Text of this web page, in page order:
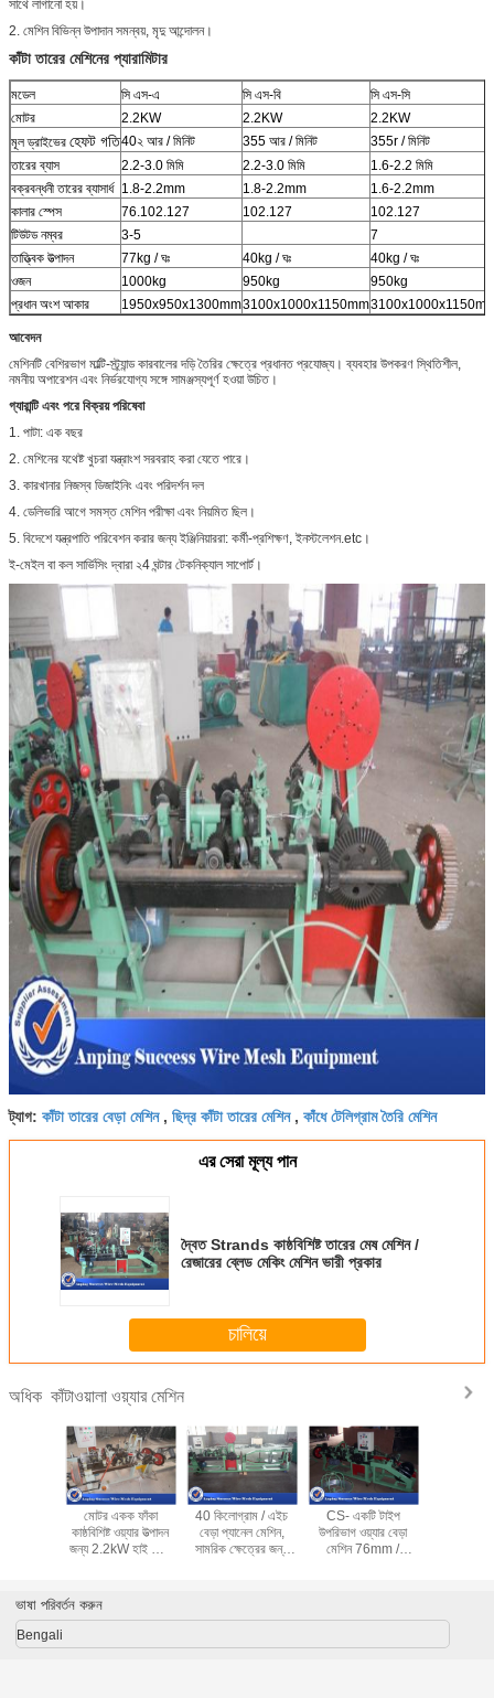
সাথে লাগানো হয়।
2. মেশিন বিভিন্ন উপাদান সমন্বয়, মৃদু আন্দোলন।
কাঁটা তারের মেশিনের প্যারামিটার
মডেল সি এস-এ সি এস-বি
সি এস-সি
মোটর
2.2KW 2.2KW
2.2KW
মূল ড্রাইভের হেফট গতি40২ আর / মিনিট 355 আর / মিনিট
355r / মিনিট
তারের ব্যাস
2.2-3.0 মিমি 2.2-3.0 মিমি
1.6-2.2 মিমি
বক্রবন্ধনী তারের ব্যাসার্ধ 1.8-2.2mm 1.8-2.2mm
1.6-2.2mm
কালার স্পেস
76.102.127 102.127
102.127
টিউটড নম্বর
3-5
7
তাত্ত্বিক উত্পাদন
77kg / ঘঃ 40kg / ঘঃ
40kg / ঘঃ
ওজন
1000kg 950kg
950kg
প্রধান অংশ আকার
1950x950x1300mm3100x1000x1150mm
আবেদন
মেশিনটি বেশিরভাগ মাল্টি-স্ট্র্যান্ড কারবালের দড়ি তৈরির ক্ষেত্রে প্রধানত প্রযোজ্য। ব্যবহার উপকরণ স্থিতিশীল,
নমনীয় অপারেশন এবং নির্ভরযোগ্য সঙ্গে সামঞ্জস্যপূর্ণ হওয়া উচিত।
গ্যারান্টি এবং পরে বিক্রয় পরিষেবা
1. পাটা: এক বছর
2. মেশিনের যথেষ্ট খুচরা যন্ত্রাংশ সরবরাহ করা যেতে পারে।
3. কারখানার নিজস্ব ডিজাইনিং এবং পরিদর্শন দল
4. ডেলিভারি আগে সমস্ত মেশিন পরীক্ষা এবং নিয়মিত ছিল।
5. বিদেশে যন্ত্রপাতি পরিবেশন করার জন্য ইঞ্জিনিয়াররা: কর্মী-প্রশিক্ষণ, ইনস্টলেশন.etc।
ই-মেইল বা কল সার্ভিসিং দ্বারা ২4 ঘন্টার টেকনিক্যাল সাপোর্ট।
ট্যাগ: কাঁটা তারের বেড়া মেশিন, ছিদ্র কাঁটা তারের মেশিন, কাঁধে টেলিগ্রাম তৈরি মেশিন
এর সেরা মূল্য পান
দ্বৈত Strands কাষ্ঠবিশিষ্ট তারের মেষ মেশিন /
রেজারের ব্লেড মেকিং মেশিন ভারী প্রকার
চালিয়ে
অধিক কাঁটাওয়ালা ওয়্যার মেশিন
মোটর একক ফাঁকা
কাষ্ঠবিশিষ্ট ওয়্যার উত্পাদন
জন্য 2.2kW হাই স্পিড
40 কিলোগ্রাম / এইচ
বেড়া প্যানেল মেশিন,
সামরিক ক্ষেত্রের জন্য
CS- একটি টাইপ
উপরিভাগ ওয়্যার বেড়া
মেশিন 76mm /
ভাষা পরিবর্তন করুন
Bengali